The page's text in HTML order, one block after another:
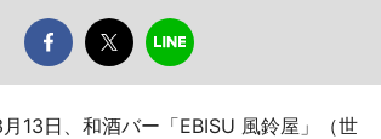
13日、和酒バー「EBISU 風鈴屋」（世